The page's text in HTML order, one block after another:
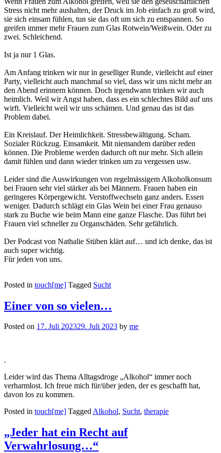
Stress nicht mehr aushalten, der Druck im Job einfach zu groß wird,
sie sich einsam fühlen, tun sie das oft um sich zu entspannen. So
greifen immer mehr Frauen zum Glas Rotwein/Weißwein. Oder zu
zwei. Schleichend.
Ist ja nur 1 Glas.
Am Anfang trinken wir nur in geselliger Runde, vielleicht auf einer
Party, vielleicht auch manchmal so viel, dass wir uns nicht mehr an
den Abend erinnern können. Doch irgendwann trinken wir auch
heimlich. Weil wir Angst haben, dass es ein schlechtes Bild auf uns
wirft. Vielleicht weil wir uns schämen. Und genau das ist das
Problem dabei.
Ein Kreislauf. Der Heimlichkeit. Stressbewältigung. Scham.
Sozialer Rückzug. Einsamkeit. Mit niemandem darüber reden
können. Die Probleme werden dadurch oft nur mehr. Sich allein
damit fühlen und dann wieder trinken um zu vergessen usw.
Leider sind die Auswirkungen von regelmässigem Alkoholkonsum
bei Frauen sehr viel stärker als bei Männern. Frauen haben ein
geringeres Körpergewicht. Verstoffwechseln ganz anders. Essen
weniger. Dadurch schlägt ein Glas Wein bei einer Frau genauso
stark zu Buche wie beim Mann eine ganze Flasche. Das führt bei
Frauen viel schneller zu Organschäden. Sehr gefährlich.
Der Podcast von Nathalie Stüben klärt auf… und ich denke, das ist
auch super wichtig.
Für jeden von uns.
Posted in touch[me] Tagged Sucht
Einer von so vielen…
Posted on 17. Juli 202329. Juli 2023 by me
.
Leider wird das Thema Alltagsdroge „Alkohol“ immer noch
verharmlost. Ich freue mich für/über jeden, der es geschafft hat,
davon los zu kommen.
Posted in touch[me] TaggedAlkohol, Sucht, therapie
„Jeder hat ein Recht auf
Verwahrlosung…“